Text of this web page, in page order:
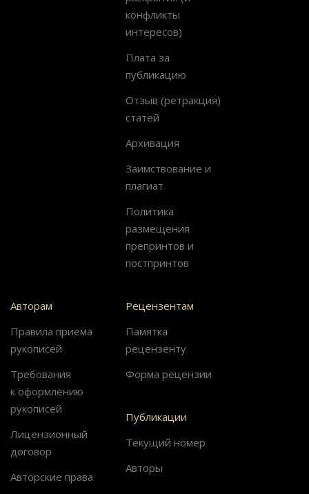
конфликты
интересов)
Плата за
публикацию
Отзыв (ретракция)
статей
Архивация
Заимствование и
плагиат
Политика
размещения
препринтов и
постпринтов
Авторам
Правила приема
рукописей
Требования
к оформлению
рукописей
Лицензионный
договор
Авторские права
Рецензентам
Памятка
рецензенту
Форма рецензии
Публикации
Текущий номер
Авторы